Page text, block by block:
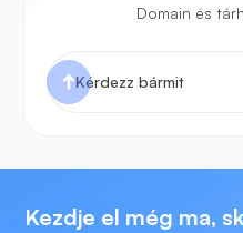
Domain és
Kezdje el még ma,